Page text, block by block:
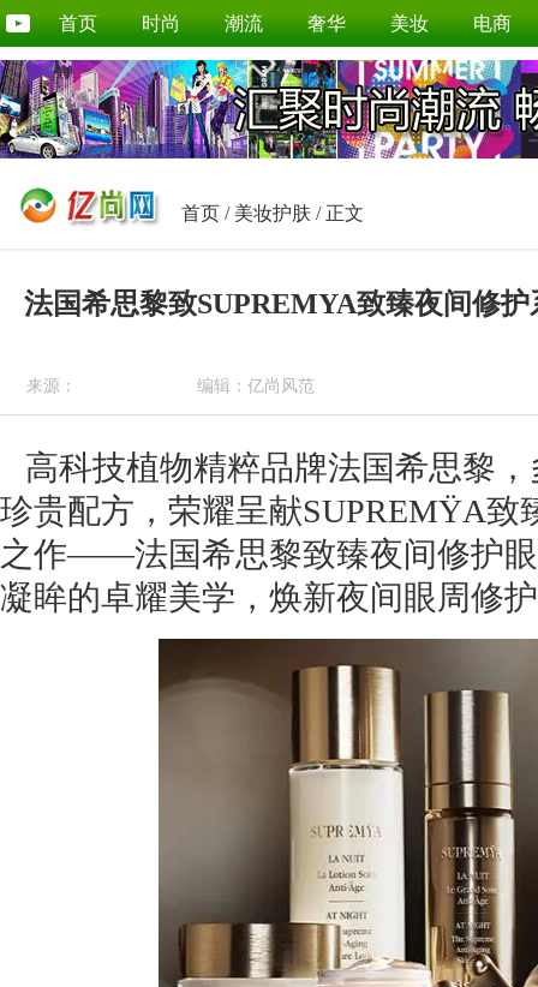
首页 时尚 潮流 奢华 美妆 电商
首页 / 美妆护肤 / 正文
法国希思黎致SUPREMYA致臻夜间修
来源： 编辑：亿尚风范
高科技植物精粹品牌法国希思黎
珍贵配方，荣耀呈献SUPREMŸA致
之作——法国希思黎致臻夜间修护
凝眸的卓耀美学，焕新夜间眼周修